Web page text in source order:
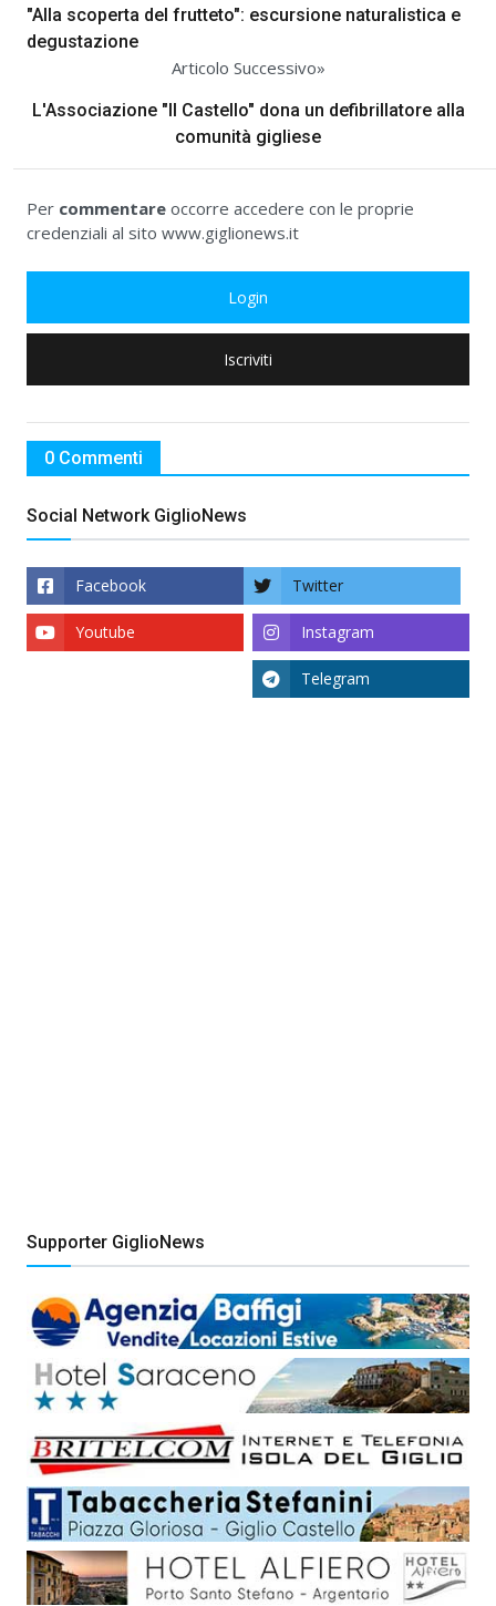
"Alla scoperta del frutteto": escursione naturalistica e
degustazione
Articolo Successivo»
L'Associazione "Il Castello" dona un defibrillatore alla
comunità gigliese
Per commentare occorre accedere con le proprie
credenziali al sito www.giglionews.it
Login
Iscriviti
0 Commenti
Social Network GiglioNews
Facebook Twitter
Instagram
Youtube
Telegram
Supporter GiglioNews